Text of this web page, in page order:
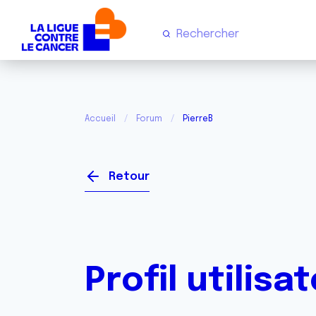
Accueil Forum PierreB
Retour
Profil